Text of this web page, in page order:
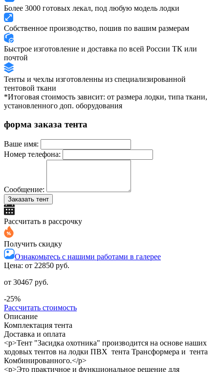
Более 3000 готовых лекал, под любую модель лодки
Собственное производство, пошив по вашим размерам
Быстрое изготовление и доставка по всей России ТК или
почтой
Тенты и чехлы изготовленны из специализированной
тентовой ткани
*Итоговая стоимость зависит: от размера лодки, типа ткани,
установленного доп. оборудования
форма заказа тента
Ваше имя:
Номер телефона:
Сообщение:
Заказать тент
Рассчитать в рассрочку
Получить скидку
Ознакомьтесь с нашими работами в галерее
Цена: от 22850 руб.
от 30467 руб.
-25%
Рассчитать стоимость
Описание
Комплектация тента
Доставка и оплата
<p>Тент "Засидка охотника" производится на основе наших
ходовых тентов на лодки ПВХ тента Трансформера и тента
Комбинированного.</p>
<p>Это практичное и функциональное решение для